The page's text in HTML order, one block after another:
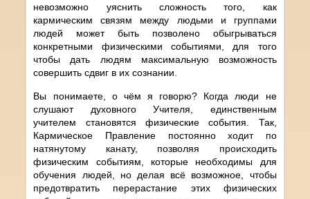
невозможно уяснить сложность того, как
кармическим связям между людьми и группами
людей может быть позволено обыгрываться
конкретными физическими событиями, для того
чтобы дать людям максимальную возможность
совершить сдвиг в их сознании.
Вы понимаете, о чём я говорю? Когда люди не
слушают духовного Учителя, единственным
учителем становятся физические события. Так,
Кармическое Правление постоянно ходит по
натянутому канату, позволяя происходить
физическим событиям, которые необходимы для
обучения людей, но делая всё возможное, чтобы
предотвратить перерастание этих физических